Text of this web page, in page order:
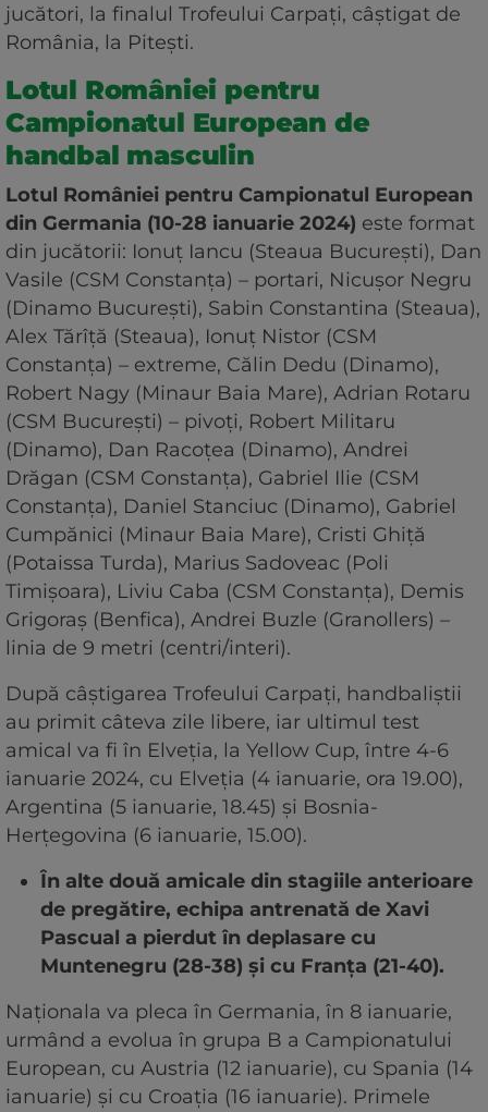
jucători, la finalul Trofeului Carpaţi, câştigat de
România, la Piteşti.
Lotul României pentru
Campionatul European de
handbal masculin
Lotul României pentru Campionatul European
din Germania (10-28 ianuarie 2024) este format
din jucătorii: Ionuţ Iancu (Steaua Bucureşti), Dan
Vasile (CSM Constanţa) – portari, Nicuşor Negru
(Dinamo Bucureşti), Sabin Constantina (Steaua),
Alex Tărîţă (Steaua), Ionuţ Nistor (CSM
Constanţa) – extreme, Călin Dedu (Dinamo),
Robert Nagy (Minaur Baia Mare), Adrian Rotaru
(CSM Bucureşti) – pivoţi, Robert Militaru
(Dinamo), Dan Racoţea (Dinamo), Andrei
Drăgan (CSM Constanţa), Gabriel Ilie (CSM
Constanţa), Daniel Stanciuc (Dinamo), Gabriel
Cumpănici (Minaur Baia Mare), Cristi Ghiţă
(Potaissa Turda), Marius Sadoveac (Poli
Timişoara), Liviu Caba (CSM Constanţa), Demis
Grigoraş (Benfica), Andrei Buzle (Granollers) –
linia de 9 metri (centri/interi).
După câştigarea Trofeului Carpaţi, handbaliştii
au primit câteva zile libere, iar ultimul test
amical va fi în Elveţia, la Yellow Cup, între 4-6
ianuarie 2024, cu Elveţia (4 ianuarie, ora 19.00),
Argentina (5 ianuarie, 18.45) şi Bosnia-
Herţegovina (6 ianuarie, 15.00).
În alte două amicale din stagiile anterioare
de pregătire, echipa antrenată de Xavi
Pascual a pierdut în deplasare cu
Muntenegru (28-38) şi cu Franţa (21-40).
Naţionala va pleca în Germania, în 8 ianuarie,
urmând a evolua în grupa B a Campionatului
European, cu Austria (12 ianuarie), cu Spania (14
ianuarie) şi cu Croaţia (16 ianuarie). Primele